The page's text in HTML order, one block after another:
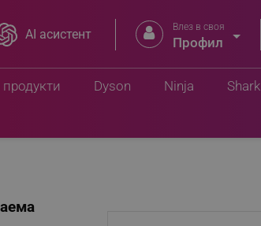
AI асистент  Влез в своя
Профил
Dyson Ninja Shark
Добави в количка